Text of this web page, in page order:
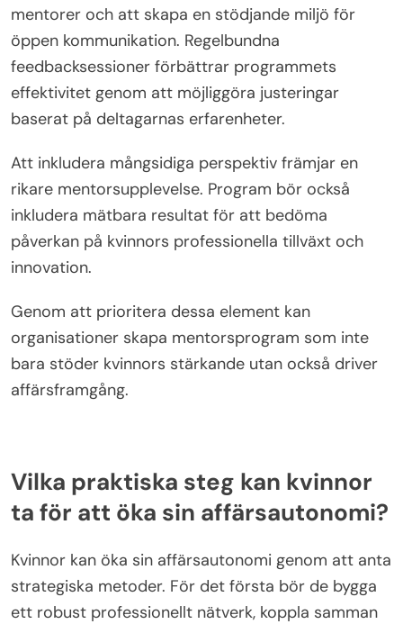
mentorer och att skapa en stödjande miljö för
öppen kommunikation. Regelbundna
feedbacksessioner förbättrar programmets
effektivitet genom att möjliggöra justeringar
baserat på deltagarnas erfarenheter.
Att inkludera mångsidiga perspektiv främjar en
rikare mentorsupplevelse. Program bör också
inkludera mätbara resultat för att bedöma
påverkan på kvinnors professionella tillväxt och
innovation.
Genom att prioritera dessa element kan
organisationer skapa mentorsprogram som inte
bara stöder kvinnors stärkande utan också driver
affärsframgång.
Vilka praktiska steg kan kvinnor
ta för att öka sin affärsautonomi?
Kvinnor kan öka sin affärsautonomi genom att anta
strategiska metoder. För det första bör de bygga
ett robust professionellt nätverk, koppla samman